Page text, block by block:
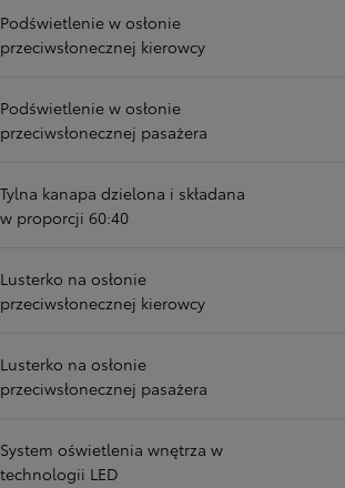
Podświetlenie w osłonie
przeciwsłonecznej kierowcy
Podświetlenie w osłonie
przeciwsłonecznej pasażera
Tylna kanapa dzielona i składana
w proporcji 60:40
Lusterko na osłonie
przeciwsłonecznej kierowcy
Lusterko na osłonie
przeciwsłonecznej pasażera
System oświetlenia wnętrza w
technologii LED